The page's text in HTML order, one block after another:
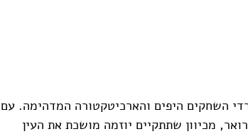
השחקים היפים והארכיטקטורה המדהימה. עם
לצפות לשינוי בהיר השבוע החל מה -18 בפברואר, מכיוון שתתקיים יוזמה מושכת את העין